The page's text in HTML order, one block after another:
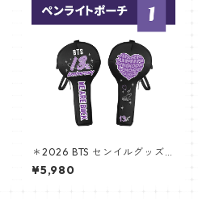
＊2026 BTS センイルグッズ＊
アミボム専用！完全オリジナ
ルデザイン☆ペンライトポー
¥5,980